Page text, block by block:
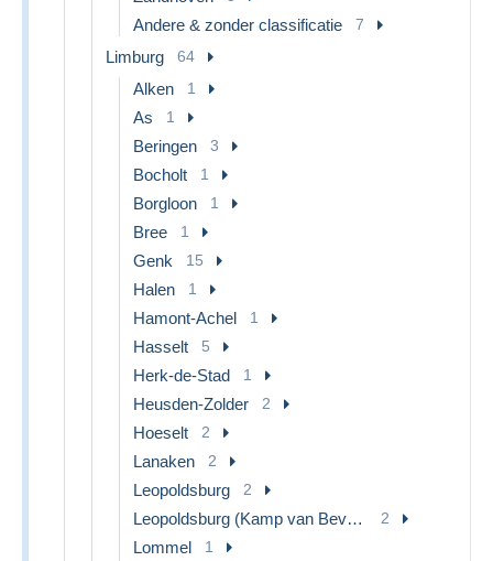
Andere & zonder classificatie 7
Limburg 64
Alken 1
As 1
Beringen 3
Bocholt 1
Borgloon 1
Bree 1
Genk 15
Halen 1
Hamont-Achel 1
Hasselt 5
Herk-de-Stad 1
Heusden-Zolder 2
Hoeselt 2
Lanaken 2
Leopoldsburg 2
Leopoldsburg (Kamp van Beverloo) 2
Lommel 1